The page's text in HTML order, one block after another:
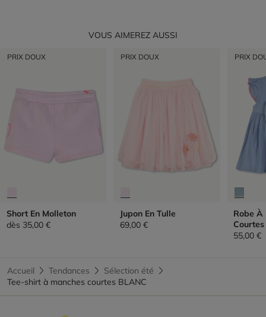
VOUS AIMEREZ AUSSI
PRIX DOUX
Short En Molleton
dès 35,00 €
PRIX DOUX
Jupon En Tulle
69,00 €
PRIX
Robe À
Courtes
55,00 €
Accueil Tendances
Sélection été
Tee-shirt à manches courtes BLANC